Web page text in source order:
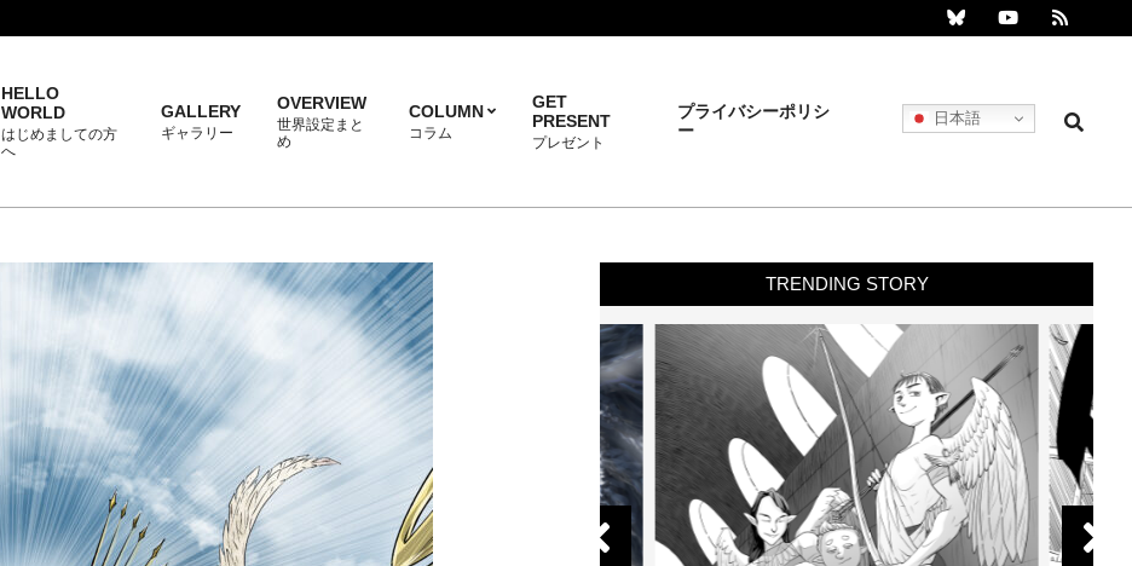
HELLO
WORLD
はじめましての方
へ
GALLERY
ギャラリー
OVERVIEW
世界設定まと
め
COLUMN
コラム
GET
PRESENT
プレゼント
プライバシーポリシ
ー
日本語 Search
TRENDING STORY